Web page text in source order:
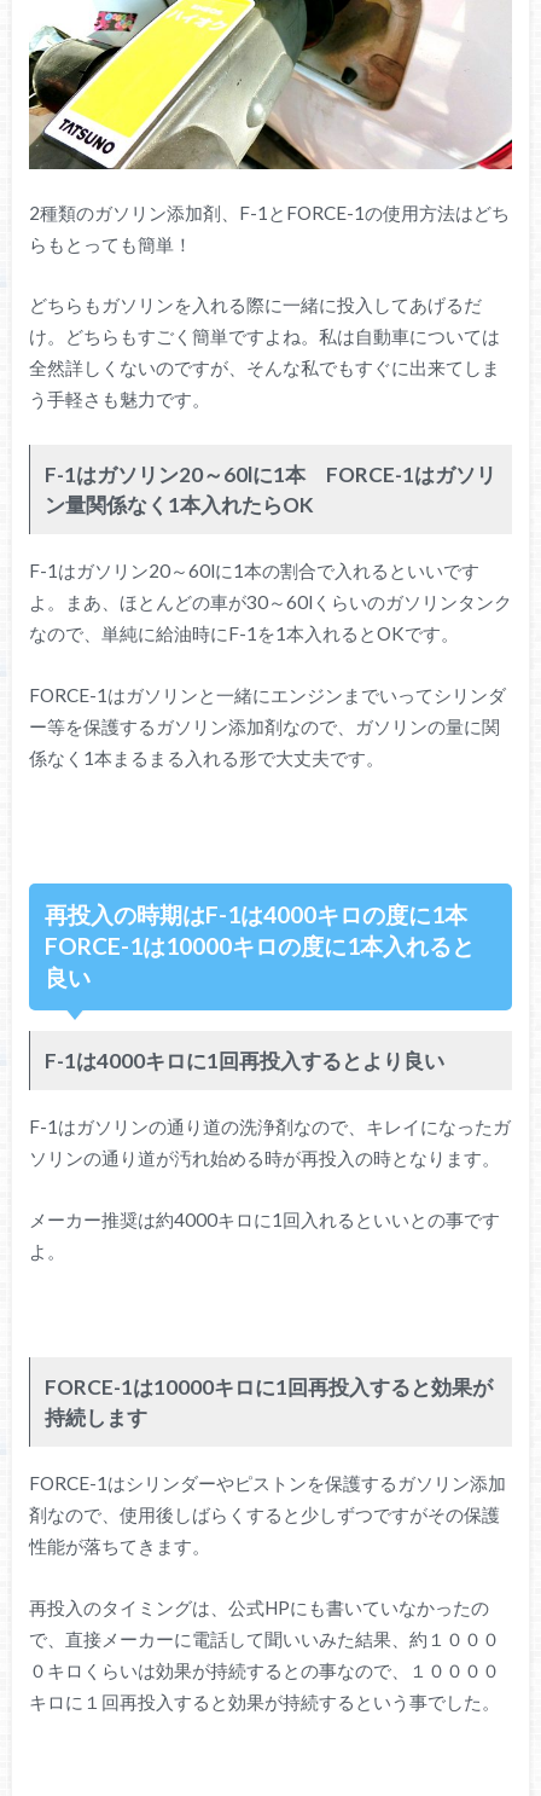
2種類のガソリン添加剤、F-1とFORCE-1の使用方法はどち
らもとっても簡単！
どちらもガソリンを入れる際に一緒に投入してあげるだ
け。どちらもすごく簡単ですよね。私は自動車については
全然詳しくないのですが、そんな私でもすぐに出来てしま
う手軽さも魅力です。
F-1はガソリン20～60lに1本 FORCE-1はガソリ
ン量関係なく1本入れたらOK
F-1はガソリン20～60lに1本の割合で入れるといいです
よ。まあ、ほとんどの車が30～60lくらいのガソリンタンク
なので、単純に給油時にF-1を1本入れるとOKです。
FORCE-1はガソリンと一緒にエンジンまでいってシリンダ
ー等を保護するガソリン添加剤なので、ガソリンの量に関
係なく1本まるまる入れる形で大丈夫です。
再投入の時期はF-1は4000キロの度に1本
FORCE-1は10000キロの度に1本入れると
良い
F-1は4000キロに1回再投入するとより良い
F-1はガソリンの通り道の洗浄剤なので、キレイになったガ
ソリンの通り道が汚れ始める時が再投入の時となります。
メーカー推奨は約4000キロに1回入れるといいとの事です
よ。
FORCE-1は10000キロに1回再投入すると効果が
持続します
FORCE-1はシリンダーやピストンを保護するガソリン添加
剤なので、使用後しばらくすると少しずつですがその保護
性能が落ちてきます。
再投入のタイミングは、公式HPにも書いていなかったの
で、直接メーカーに電話して聞いいみた結果、約１０００
０キロくらいは効果が持続するとの事なので、１００００
キロに１回再投入すると効果が持続するという事でした。